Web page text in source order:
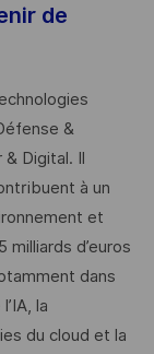
de
&
Digital. Il
à un
et
d’euros
dans
la
du cloud et la